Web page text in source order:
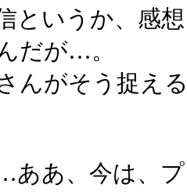
というか、感
だが…。
んがそう捉え
ああ、今は、